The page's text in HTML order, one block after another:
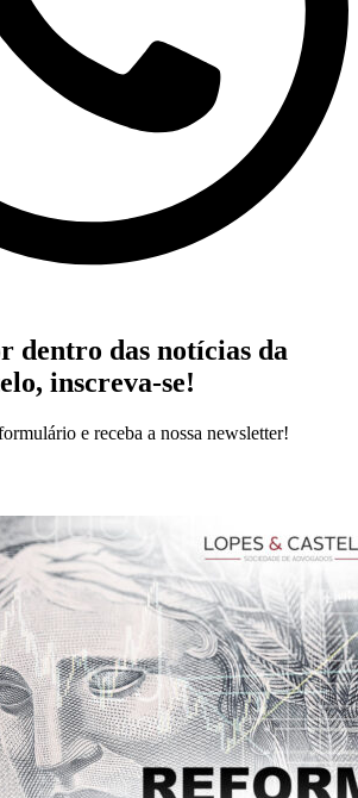
dentro das notícias da
inscreva-se!
e receba a nossa newsletter!